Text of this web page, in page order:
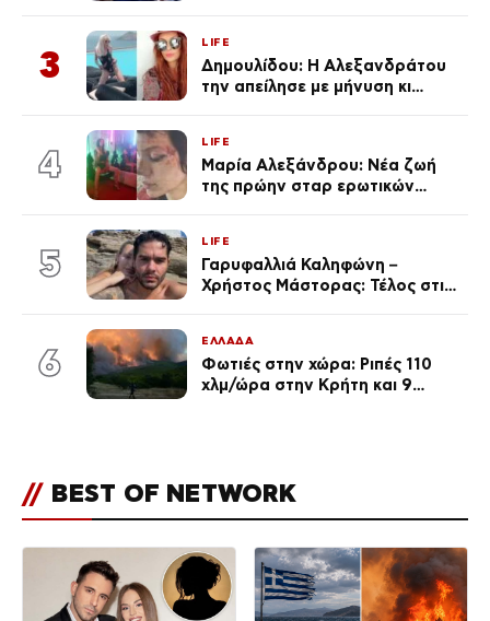
3
LIFE
Δημουλίδου: Η Αλεξανδράτου
την απείλησε με μήνυση κι
ποια είσαι σοκαρίστικα»
4
LIFE
Μαρία Αλεξάνδρου: Νέα ζωή
της πρώην σταρ ερωτικών
(Φωτογραφίες)
5
LIFE
Γαρυφαλλιά Καληφώνη –
Χρήστος Μάστορας: Τέλος στις
6
ΕΛΛΑΔΑ
Φωτιές στην χώρα: Ριπές 110
χλμ/ώρα στην Κρήτη και 9
// BEST OF NETWORK